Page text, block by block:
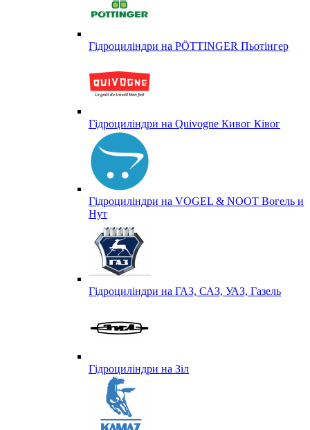
Гідроциліндри на PÖTTINGER Пьотінгер
Гідроциліндри на Quivogne Кивог Ківог
Гідроциліндри на VOGEL & NOOT Вогель и
Нут
Гідроциліндри на ГАЗ, САЗ, УАЗ, Газель
Гідроциліндри на Зіл